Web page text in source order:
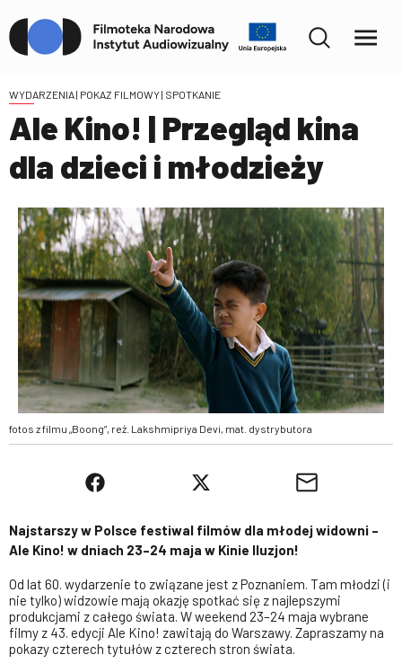
WYDARZENIA| POKAZ FILMOWY | SPOTKANIE
Ale Kino! | Przegląd kina
dla dzieci i młodzieży
fotos z filmu „Boong”, reż. Lakshmipriya Devi, mat. dystrybutora
Najstarszy w Polsce festiwal filmów dla młodej widowni –
Ale Kino! w dniach 23–24 maja w Kinie Iluzjon!
Od lat 60. wydarzenie to związane jest z Poznaniem. Tam młodzi (i
nie tylko) widzowie mają okazję spotkać się z najlepszymi
produkcjami z całego świata. W weekend 23–24 maja wybrane
filmy z 43. edycji Ale Kino! zawitają do Warszawy. Zapraszamy na
pokazy czterech tytułów z czterech stron świata.